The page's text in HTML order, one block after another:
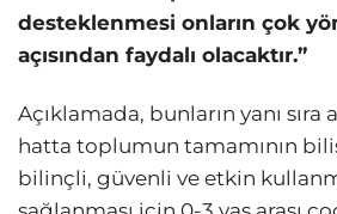
desteklenmesi onların çok
açısından faydalı olacaktır.”
Açıklamada, bunların yanı sıra
hatta toplumun tamamının
bilinçli, güvenli ve etkin